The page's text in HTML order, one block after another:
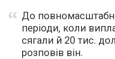
До
періоди, коли
сягали й 20 тис.
розповів він.